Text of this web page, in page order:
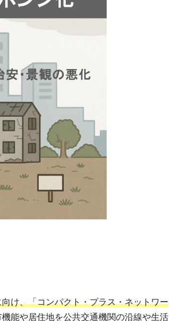
け、「コンパクト・プラス・ネットワー
能や居住地を公共交通機関の沿線や生活